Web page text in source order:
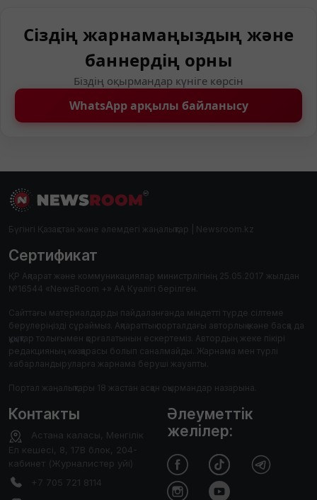
Сіздің жарнамаңыздың және
баннердің орны
Біздің оқырмандар күніге көрсін
WhatsApp арқылы байланысу
Бүгінгі Қазақстан және әлемдегі жаңалықтар | Newsroom.kz
Сертификат
ҚР Ақпарат және коммуникациялар министрлігінің 25.05.2017 жылдан
№16544 «NewsRoom +» АА Куәлігі берілген.
Сайттағы материалдарды пайдаланғанда міндетті түрде сілтеме
берулеріңізді сұраймыз. Ақпараттық порталдағы авторлық және басқа да
құқықтар толығымен қорғалатынын ескертеміз. Автордың жеке пікірі
редакцияның көзқарасы болып саналмайды. Жарнама мен түрлі
хабарландыруларға жарнама беруші жауапты.
Портал жаңалықтары 18 жастан асқан оқырмандар назарына.
Контакты
Астана каласы, Менгілік
Ел кешесі, 8, 17В блок, 204-
кабинет (Журналистер уйі)
+7 705 721 8114
Әлеуметтік
желілер: